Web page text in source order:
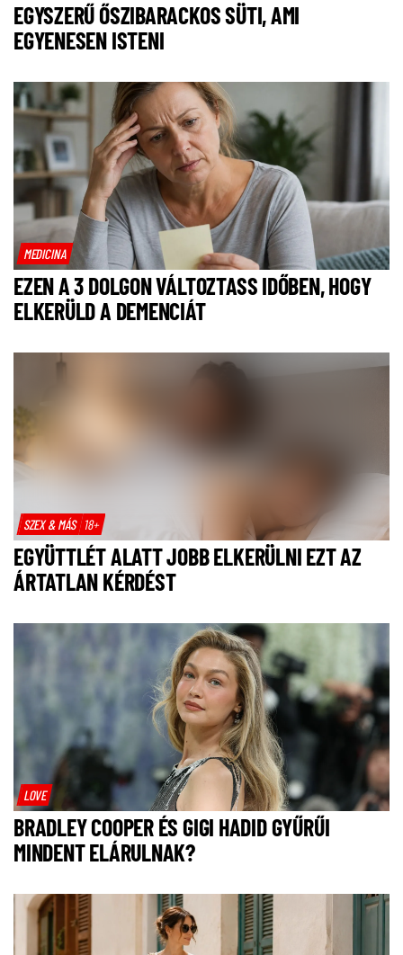
EGYSZERŰ ŐSZIBARACKOS SÜTI, AMI
EGYENESEN ISTENI
MEDICINA
EZEN A 3 DOLGON VÁLTOZTASS IDŐBEN, HOGY
ELKERÜLD A DEMENCIÁT
SZEX & MÁS 18+
EGYÜTTLÉT ALATT JOBB ELKERÜLNI EZT AZ
ÁRTATLAN KÉRDÉST
LOVE
BRADLEY COOPER ÉS GIGI HADID GYŰRŰI
MINDENT ELÁRULNAK?